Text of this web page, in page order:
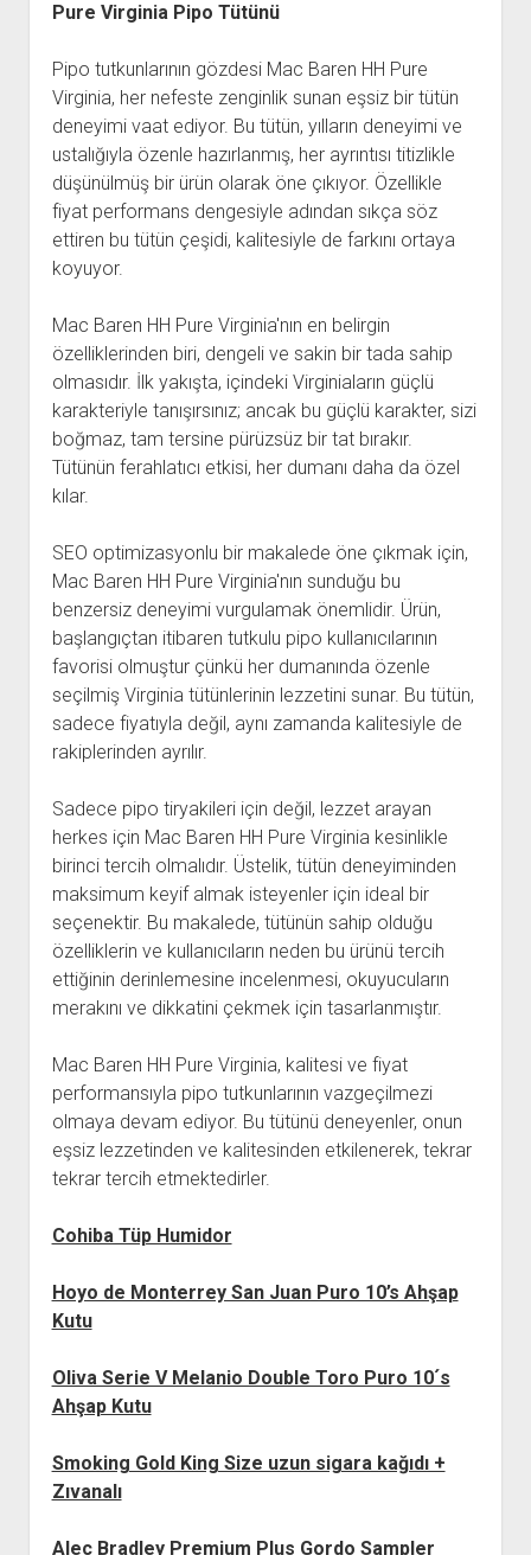
Pure Virginia Pipo Tütünü
Pipo tutkunlarının gözdesi Mac Baren HH Pure
Virginia, her nefeste zenginlik sunan eşsiz bir tütün
deneyimi vaat ediyor. Bu tütün, yılların deneyimi ve
ustalığıyla özenle hazırlanmış, her ayrıntısı titizlikle
düşünülmüş bir ürün olarak öne çıkıyor. Özellikle
fiyat performans dengesiyle adından sıkça söz
ettiren bu tütün çeşidi, kalitesiyle de farkını ortaya
koyuyor.
Mac Baren HH Pure Virginia'nın en belirgin
özelliklerinden biri, dengeli ve sakin bir tada sahip
olmasıdır. İlk yakışta, içindeki Virginiaların güçlü
karakteriyle tanışırsınız; ancak bu güçlü karakter, sizi
boğmaz, tam tersine pürüzsüz bir tat bırakır.
Tütünün ferahlatıcı etkisi, her dumanı daha da özel
kılar.
SEO optimizasyonlu bir makalede öne çıkmak için,
Mac Baren HH Pure Virginia'nın sunduğu bu
benzersiz deneyimi vurgulamak önemlidir. Ürün,
başlangıçtan itibaren tutkulu pipo kullanıcılarının
favorisi olmuştur çünkü her dumanında özenle
seçilmiş Virginia tütünlerinin lezzetini sunar. Bu tütün,
sadece fiyatıyla değil, aynı zamanda kalitesiyle de
rakiplerinden ayrılır.
Sadece pipo tiryakileri için değil, lezzet arayan
herkes için Mac Baren HH Pure Virginia kesinlikle
birinci tercih olmalıdır. Üstelik, tütün deneyiminden
maksimum keyif almak isteyenler için ideal bir
seçenektir. Bu makalede, tütünün sahip olduğu
özelliklerin ve kullanıcıların neden bu ürünü tercih
ettiğinin derinlemesine incelenmesi, okuyucuların
merakını ve dikkatini çekmek için tasarlanmıştır.
Mac Baren HH Pure Virginia, kalitesi ve fiyat
performansıyla pipo tutkunlarının vazgeçilmezi
olmaya devam ediyor. Bu tütünü deneyenler, onun
eşsiz lezzetinden ve kalitesinden etkilenerek, tekrar
tekrar tercih etmektedirler.
Cohiba Tüp Humidor
Hoyo de Monterrey San Juan Puro 10’s Ahşap
Kutu
Oliva Serie V Melanio Double Toro Puro 10´s
Ahşap Kutu
Smoking Gold King Size uzun sigara kağıdı +
Zıvanalı
Alec Bradley Premium Plus Gordo Sampler